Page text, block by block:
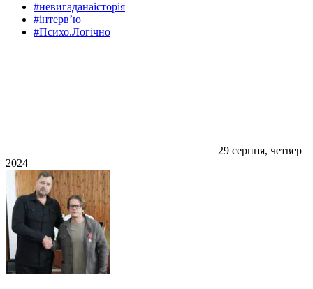
#невигаданаісторія
#інтервʼю
#Психо.Логічно
29 серпня, четвер
2024